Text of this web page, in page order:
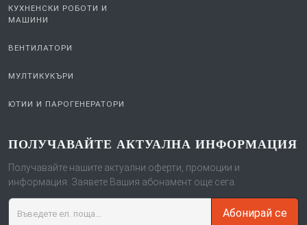
КУХНЕНСКИ РОБОТИ И
МАШИНИ
ВЕНТИЛАТОРИ
МУЛТИКУКЪРИ
ЮТИИ И ПАРОГЕНЕРАТОРИ
ПОЛУЧАВАЙТЕ АКТУАЛНА ИНФОРМАЦИЯ
Получавайте нашите актуални оферти, промоции и
информация. Заявете Вашия абонамент още сега.
Абонирай се